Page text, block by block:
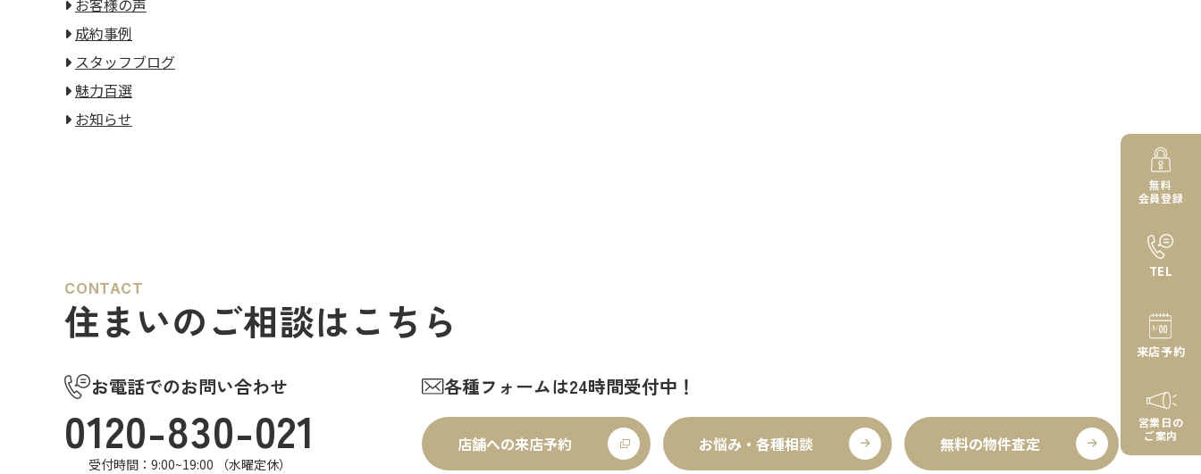
お客様の声
成約事例
スタッフブログ
魅力百選
お知らせ
CONTACT
住まいのご相談はこちら
お電話でのお問い合わせ
0120-830-021
受付時間：9:00~19:00 （水曜定休）
各種フォームは24時間受付中！
店舗への来店予約 お悩み・各種相談 無料の物件査定
無料
会員登録
TEL
来店予約
営業日の
ご案内